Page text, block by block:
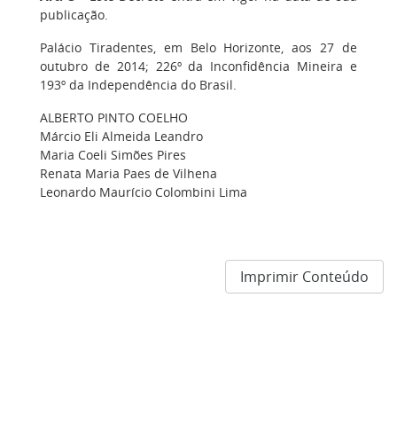
publicação.
Palácio Tiradentes, em Belo Horizonte, aos 27 de
outubro de 2014; 226º da Inconfidência Mineira e
193º da Independência do Brasil.
ALBERTO PINTO COELHO
Márcio Eli Almeida Leandro
Maria Coeli Simões Pires
Renata Maria Paes de Vilhena
Leonardo Maurício Colombini Lima
Imprimir Conteúdo